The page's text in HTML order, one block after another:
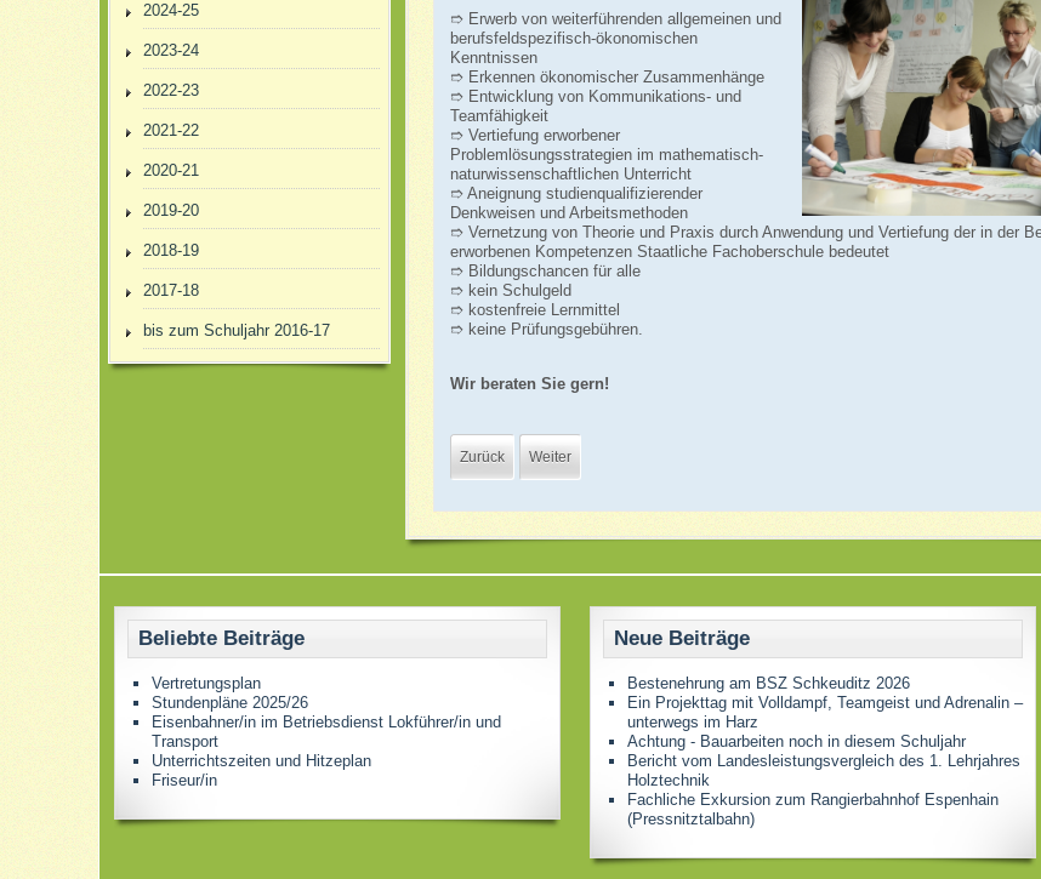
2024-25
2023-24
2022-23
2021-22
2020-21
2019-20
2018-19
2017-18
bis zum Schuljahr 2016-17
➱ Erwerb von weiterführenden allgemeinen und
berufsfeldspezifisch-ökonomischen
Kenntnissen
➱ Erkennen ökonomischer Zusammenhänge
➱ Entwicklung von Kommunikations- und
Teamfähigkeit
➱ Vertiefung erworbener
Problemlösungsstrategien im mathematisch-
naturwissenschaftlichen Unterricht
➱ Aneignung studienqualifizierender
Denkweisen und Arbeitsmethoden
➱ Vernetzung von Theorie und Praxis durch Anwendung und Vertiefung der in der
erworbenen Kompetenzen Staatliche Fachoberschule bedeutet
➱ Bildungschancen für alle
➱ kein Schulgeld
➱ kostenfreie Lernmittel
➱ keine Prüfungsgebühren.
Wir beraten Sie gern!
Zurück Weiter
Beliebte Beiträge
Vertretungsplan
Stundenpläne 2025/26
Eisenbahner/in im Betriebsdienst Lokführer/in und
Transport
Unterrichtszeiten und Hitzeplan
Friseur/in
Neue Beiträge
Bestenehrung am BSZ Schkeuditz 2026
Ein Projekttag mit Volldampf, Teamgeist und Adrenalin –
unterwegs im Harz
Achtung - Bauarbeiten noch in diesem Schuljahr
Bericht vom Landesleistungsvergleich des 1. Lehrjahres
Holztechnik
Fachliche Exkursion zum Rangierbahnhof Espenhain
(Pressnitztalbahn)